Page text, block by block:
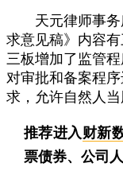
天元律师事务
求意见稿》内容
三板增加了监管
对审批和备案程
求，允许自然人当
推荐进入 财新
票债券、公司